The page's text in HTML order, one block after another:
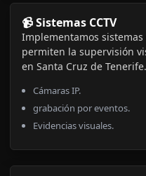
📹 Sistemas CCTV
Implementamos
permiten la supervisión
en Santa Cruz de Tenerife.
Cámaras IP.
grabación por eventos.
Evidencias visuales.